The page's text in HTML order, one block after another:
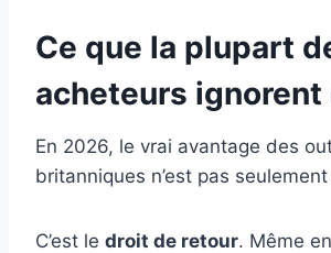
Ce que la plupart
acheteurs ignorent
En 2026, le vrai avantage des
britanniques n’est pas
C’est le droit de retour. Même